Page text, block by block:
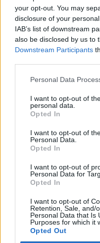
your opt-out. You may
disclosure of your
IAB’s list of downstream
also be disclosed by us to
Downstream Participants
Personal Data
I want to opt-out of
personal data.
Opted In
I want to opt-out of
Personal Data.
Opted In
I want to opt-out of
Personal Data for
Opted In
I want to opt-out of
Retention, Sale, and/
Personal Data that Is
Purposes for which it
Opted Out
Ακολουθήστε το
μάθετε πρώτοιτα πιο
Ακολουθήστε το